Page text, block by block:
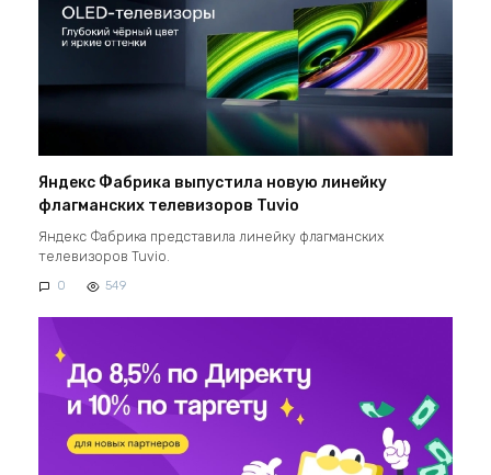
Яндекс Фабрика выпустила новую линейку
флагманских телевизоров Tuvio
Яндекс Фабрика представила линейку флагманских
телевизоров Tuvio.
0 549